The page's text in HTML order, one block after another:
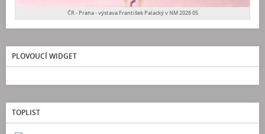
ČR - Praha - výstava František Palacký v NM 2026 05
PLOVOUCÍ WIDGET
TOPLIST